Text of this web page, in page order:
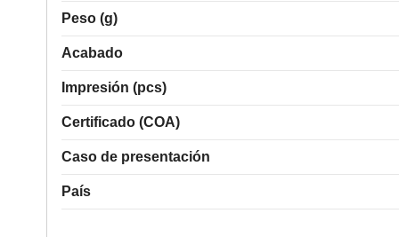
Peso (g)
Acabado
Impresión (pcs)
Certificado (COA)
Caso de presentación
País